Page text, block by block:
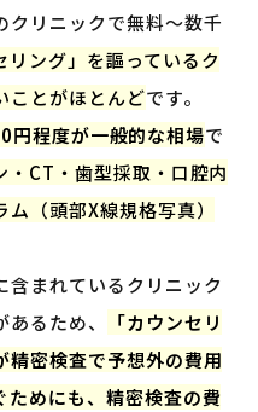
クリニックで無料〜数千
リング」を謳っているク
ことがほとんどです。
程度が一般的な相場で
・CT・歯型採取・口腔内
（頭部X線規格写真）
含まれているクリニック
るため、
「カウンセリ
精密検査で予想外の費用
ためにも、精密検査の費